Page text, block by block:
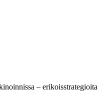
– erikoisstrategioita